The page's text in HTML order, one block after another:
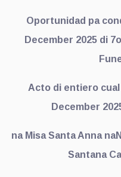
Oportunidad pa
December 2025 di
Acto di entiero cual
December
na Misa Santa Anna
Santana